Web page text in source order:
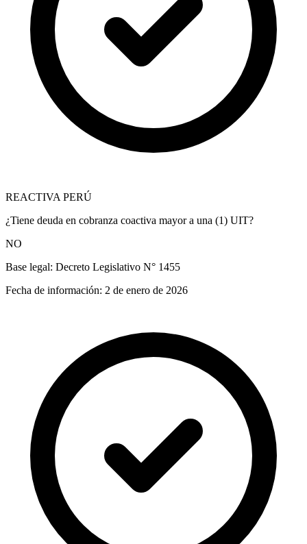
REACTIVA PERÚ
¿Tiene deuda en cobranza coactiva mayor a una (1) UIT?
NO
Base legal: Decreto Legislativo N° 1455
Fecha de información: 2 de enero de 2026